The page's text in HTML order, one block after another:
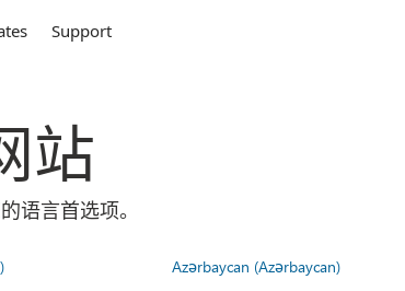
Support
站
语言首选项。
Azərbaycan (Azərbaycan)